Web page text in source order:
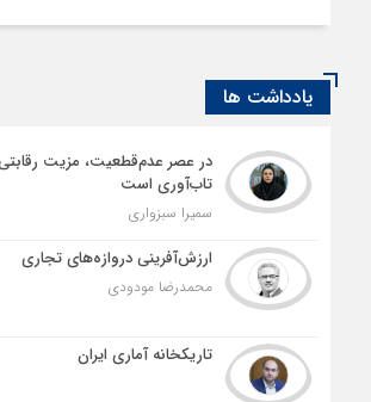
یادداشت ها
در عصر عدم‌قطعیت، مزیت رقابتی
تاب‌آوری است
سمیرا سبزواری
ارزش‌آفرینی دروازه‌های تجاری
محمدرضا مودودی
تاریکخانه آماری ایران